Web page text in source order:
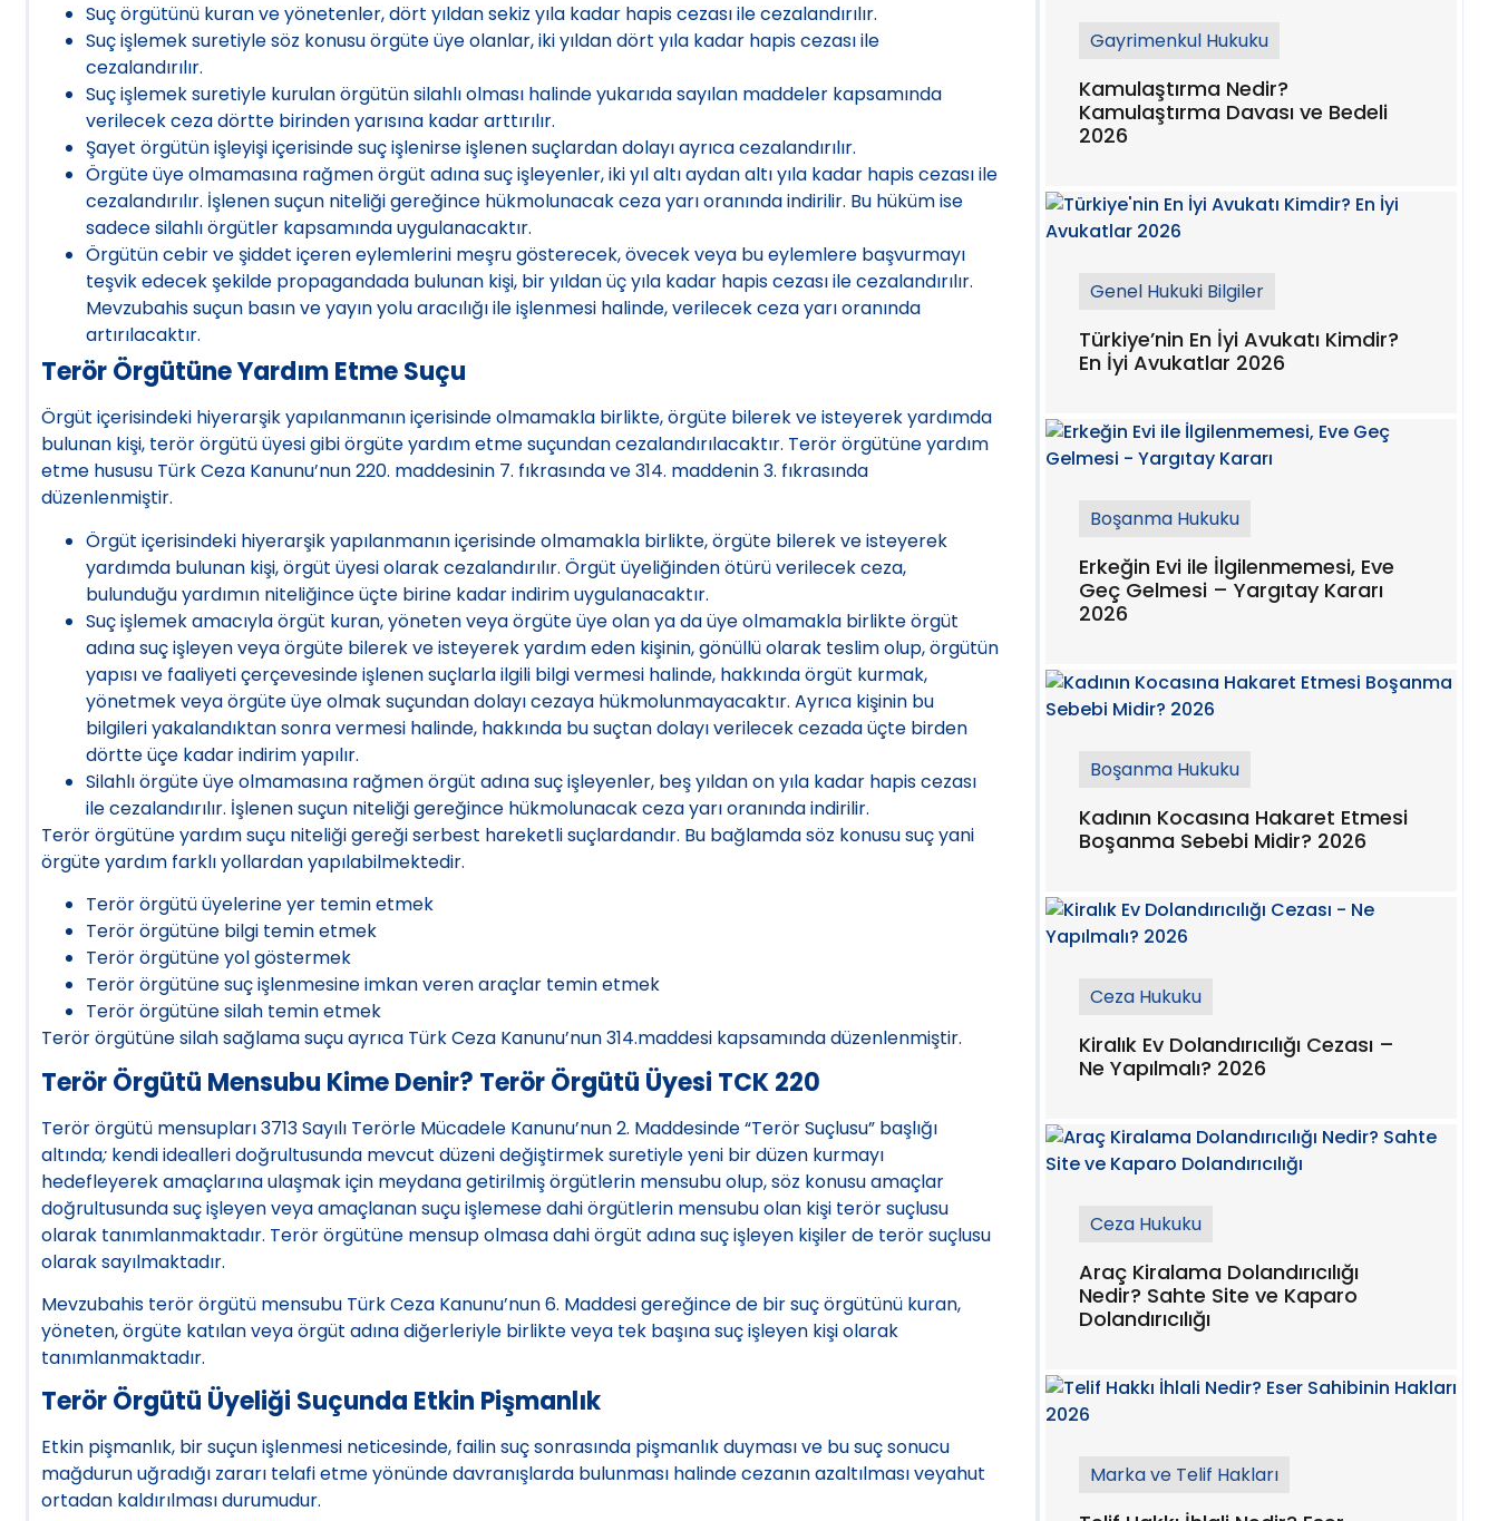
Suç örgütünü kuran ve yönetenler, dört yıldan sekiz yıla kadar hapis cezası ile cezalandırılır.
Suç işlemek suretiyle söz konusu örgüte üye olanlar, iki yıldan dört yıla kadar hapis cezası ile
cezalandırılır.
Suç işlemek suretiyle kurulan örgütün silahlı olması halinde yukarıda sayılan maddeler kapsamında
verilecek ceza dörtte birinden yarısına kadar arttırılır.
Şayet örgütün işleyişi içerisinde suç işlenirse işlenen suçlardan dolayı ayrıca cezalandırılır.
Örgüte üye olmamasına rağmen örgüt adına suç işleyenler, iki yıl altı aydan altı yıla kadar hapis cezası ile
cezalandırılır. İşlenen suçun niteliği gereğince hükmolunacak ceza yarı oranında indirilir. Bu hüküm ise
sadece silahlı örgütler kapsamında uygulanacaktır.
Örgütün cebir ve şiddet içeren eylemlerini meşru gösterecek, övecek veya bu eylemlere başvurmayı
teşvik edecek şekilde propagandada bulunan kişi, bir yıldan üç yıla kadar hapis cezası ile cezalandırılır.
Mevzubahis suçun basın ve yayın yolu aracılığı ile işlenmesi halinde, verilecek ceza yarı oranında
artırılacaktır.
Terör Örgütüne Yardım Etme Suçu
Örgüt içerisindeki hiyerarşik yapılanmanın içerisinde olmamakla birlikte, örgüte bilerek ve isteyerek yardımda
bulunan kişi, terör örgütü üyesi gibi örgüte yardım etme suçundan cezalandırılacaktır. Terör örgütüne yardım
etme hususu Türk Ceza Kanunu’nun 220. maddesinin 7. fıkrasında ve 314. maddenin 3. fıkrasında
düzenlenmiştir.
Örgüt içerisindeki hiyerarşik yapılanmanın içerisinde olmamakla birlikte, örgüte bilerek ve isteyerek
yardımda bulunan kişi, örgüt üyesi olarak cezalandırılır. Örgüt üyeliğinden ötürü verilecek ceza,
bulunduğu yardımın niteliğince üçte birine kadar indirim uygulanacaktır.
Suç işlemek amacıyla örgüt kuran, yöneten veya örgüte üye olan ya da üye olmamakla birlikte örgüt
adına suç işleyen veya örgüte bilerek ve isteyerek yardım eden kişinin, gönüllü olarak teslim olup, örgütün
yapısı ve faaliyeti çerçevesinde işlenen suçlarla ilgili bilgi vermesi halinde, hakkında örgüt kurmak,
yönetmek veya örgüte üye olmak suçundan dolayı cezaya hükmolunmayacaktır. Ayrıca kişinin bu
bilgileri yakalandıktan sonra vermesi halinde, hakkında bu suçtan dolayı verilecek cezada üçte birden
dörtte üçe kadar indirim yapılır.
Silahlı örgüte üye olmamasına rağmen örgüt adına suç işleyenler, beş yıldan on yıla kadar hapis cezası
ile cezalandırılır. İşlenen suçun niteliği gereğince hükmolunacak ceza yarı oranında indirilir.
Terör örgütüne yardım suçu niteliği gereği serbest hareketli suçlardandır. Bu bağlamda söz konusu suç yani
örgüte yardım farklı yollardan yapılabilmektedir.
Terör örgütü üyelerine yer temin etmek
Terör örgütüne bilgi temin etmek
Terör örgütüne yol göstermek
Terör örgütüne suç işlenmesine imkan veren araçlar temin etmek
Terör örgütüne silah temin etmek
Terör örgütüne silah sağlama suçu ayrıca Türk Ceza Kanunu’nun 314.maddesi kapsamında düzenlenmiştir.
Terör Örgütü Mensubu Kime Denir? Terör Örgütü Üyesi TCK 220
Terör örgütü mensupları 3713 Sayılı Terörle Mücadele Kanunu’nun 2. Maddesinde “Terör Suçlusu” başlığı
altında;kendi idealleri doğrultusunda mevcut düzeni değiştirmek suretiyle yeni bir düzen kurmayı
hedefleyerek amaçlarına ulaşmak için meydana getirilmiş örgütlerin mensubu olup, söz konusu amaçlar
doğrultusunda suç işleyen veya amaçlanan suçu işlemese dahi örgütlerin mensubu olan kişi terör suçlusu
olarak tanımlanmaktadır. Terör örgütüne mensup olmasa dahi örgüt adına suç işleyen kişiler de terör suçlusu
olarak sayılmaktadır.
Mevzubahis terör örgütü mensubu Türk Ceza Kanunu’nun 6. Maddesi gereğince de bir suç örgütünü kuran,
yöneten, örgüte katılan veya örgüt adına diğerleriyle birlikte veya tek başına suç işleyen kişi olarak
tanımlanmaktadır.
Terör Örgütü Üyeliği Suçunda Etkin Pişmanlık
Etkin pişmanlık, bir suçun işlenmesi neticesinde, failin suç sonrasında pişmanlık duyması ve bu suç sonucu
mağdurun uğradığı zararı telafi etme yönünde davranışlarda bulunması halinde cezanın azaltılması veyahut
ortadan kaldırılması durumudur.
Gayrimenkul Hukuku
Kamulaştırma Nedir?
Kamulaştırma Davası ve Bedeli
2026
Genel Hukuki Bilgiler
Türkiye’nin En İyi Avukatı Kimdir?
En İyi Avukatlar 2026
Boşanma Hukuku
Erkeğin Evi ile İlgilenmemesi, Eve
Geç Gelmesi – Yargıtay Kararı
2026
Boşanma Hukuku
Kadının Kocasına Hakaret Etmesi
Boşanma Sebebi Midir? 2026
Ceza Hukuku
Kiralık Ev Dolandırıcılığı Cezası –
Ne Yapılmalı? 2026
Ceza Hukuku
Araç Kiralama Dolandırıcılığı
Nedir? Sahte Site ve Kaparo
Dolandırıcılığı
Marka ve Telif Hakları